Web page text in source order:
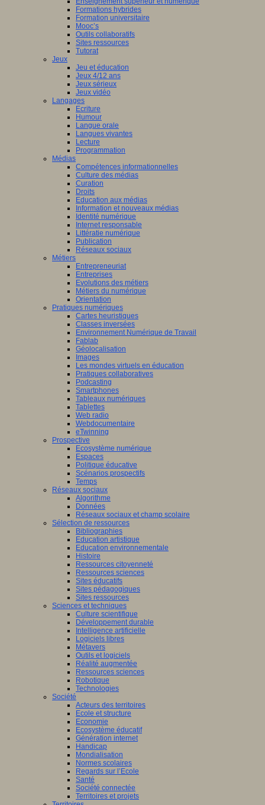
Formations hybrides
Formation universitaire
Mooc’s
Outils collaboratifs
Sites ressources
Tutorat
Jeux
Jeu et éducation
Jeux 4/12 ans
Jeux sérieux
Jeux vidéo
Langages
Ecriture
Humour
Langue orale
Langues vivantes
Lecture
Programmation
Médias
Compétences informationnelles
Culture des médias
Curation
Droits
Education aux médias
Information et nouveaux médias
Identité numérique
Internet responsable
Littératie numérique
Publication
Réseaux sociaux
Métiers
Entrepreneuriat
Entreprises
Evolutions des métiers
Métiers du numérique
Orientation
Pratiques numériques
Cartes heuristiques
Classes inversées
Environnement Numérique de Travail
Fablab
Géolocalisation
Images
Les mondes virtuels en éducation
Pratiques collaboratives
Podcasting
Smartphones
Tableaux numériques
Tablettes
Web radio
Webdocumentaire
eTwinning
Prospective
Ecosystème numérique
Espaces
Politique éducative
Scénarios prospectifs
Temps
Réseaux sociaux
Algorithme
Données
Réseaux sociaux et champ scolaire
Sélection de ressources
Bibliographies
Education artistique
Education environnementale
Histoire
Ressources citoyenneté
Ressources sciences
Sites éducatifs
Sites pédagogiques
Sites ressources
Sciences et techniques
Culture scientifique
Développement durable
Intelligence artificielle
Logiciels libres
Métavers
Outils et logiciels
Réalité augmentée
Ressources sciences
Robotique
Technologies
Société
Acteurs des territoires
Ecole et structure
Economie
Ecosystème éducatif
Génération internet
Handicap
Mondialisation
Normes scolaires
Regards sur l’Ecole
Santé
Société connectée
Territoires et projets